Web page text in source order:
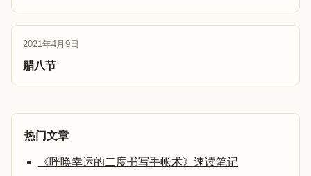
2021年4月9日
腊八节
热门文章
《呼唤幸运的二度书写手帐术》速读笔记